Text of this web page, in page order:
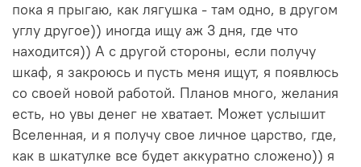
пока я прыгаю, как лягушка - там одно, в другом
углу другое)) иногда ищу аж 3 дня, где что
находится)) А с другой стороны, если получу
шкаф, я закроюсь и пусть меня ищут, я появлюсь
со своей новой работой. Планов много, желания
есть, но увы денег не хватает. Может услышит
Вселенная, и я получу свое личное царство, где,
как в шкатулке все будет аккуратно сложено)) я